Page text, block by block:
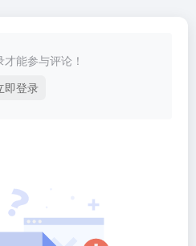
能参与评论！
即登录